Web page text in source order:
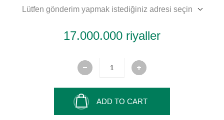
Lütfen gönderim yapmak istediğiniz adresi seçin
17.000.000 riyaller
ADD TO CART